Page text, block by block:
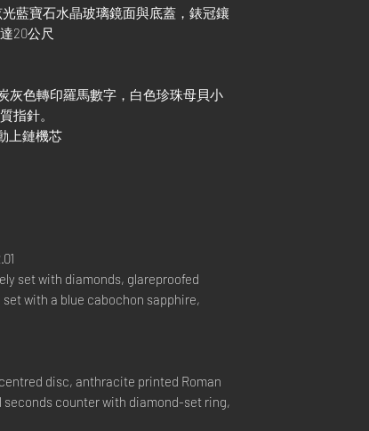
藍寶石水晶玻璃鏡面與底蓋，錶冠鑲
20公尺
灰色轉印羅馬數字，白色珍珠母貝小
指針。
上鏈機芯
set with diamonds, glareproofed
with a blue cabochon sapphire,
disc, anthracite printed Roman
counter with diamond-set ring,